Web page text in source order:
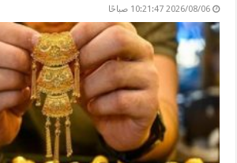
2026/08/06 10:21:47 صباحًا